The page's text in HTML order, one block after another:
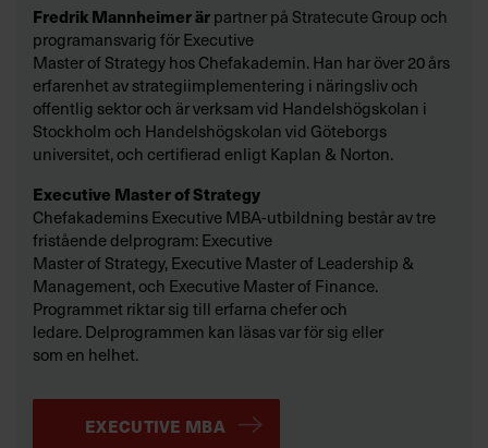
Fredrik Mannheimer ärpartner på Stratecute Group och
programansvarig för Executive
Master of Strategy hos Chefakademin. Han har över 20 års
erfarenhet av strategiimplementering i näringsliv och
offentlig sektor och är verksam vid Handelshögskolan i
Stockholm och Handelshögskolan vid Göteborgs
universitet, och certifierad enligt Kaplan & Norton.
Executive Master of Strategy
Chefakademins Executive MBA-utbildning består av tre
fristående delprogram: Executive
Master of Strategy, Executive Master of Leadership &
Management, och Executive Master of Finance.
Programmet riktar sig till erfarna chefer och
ledare. Delprogrammen kan läsas var för sig eller
som en helhet.
EXECUTIVE MBA